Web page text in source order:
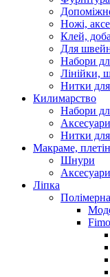
Ножі,
Клей,
Для
Набори
Лінійки,
Нитки
Килимарство
Набори
Нитки
Макраме,
Шнури
Ліпка